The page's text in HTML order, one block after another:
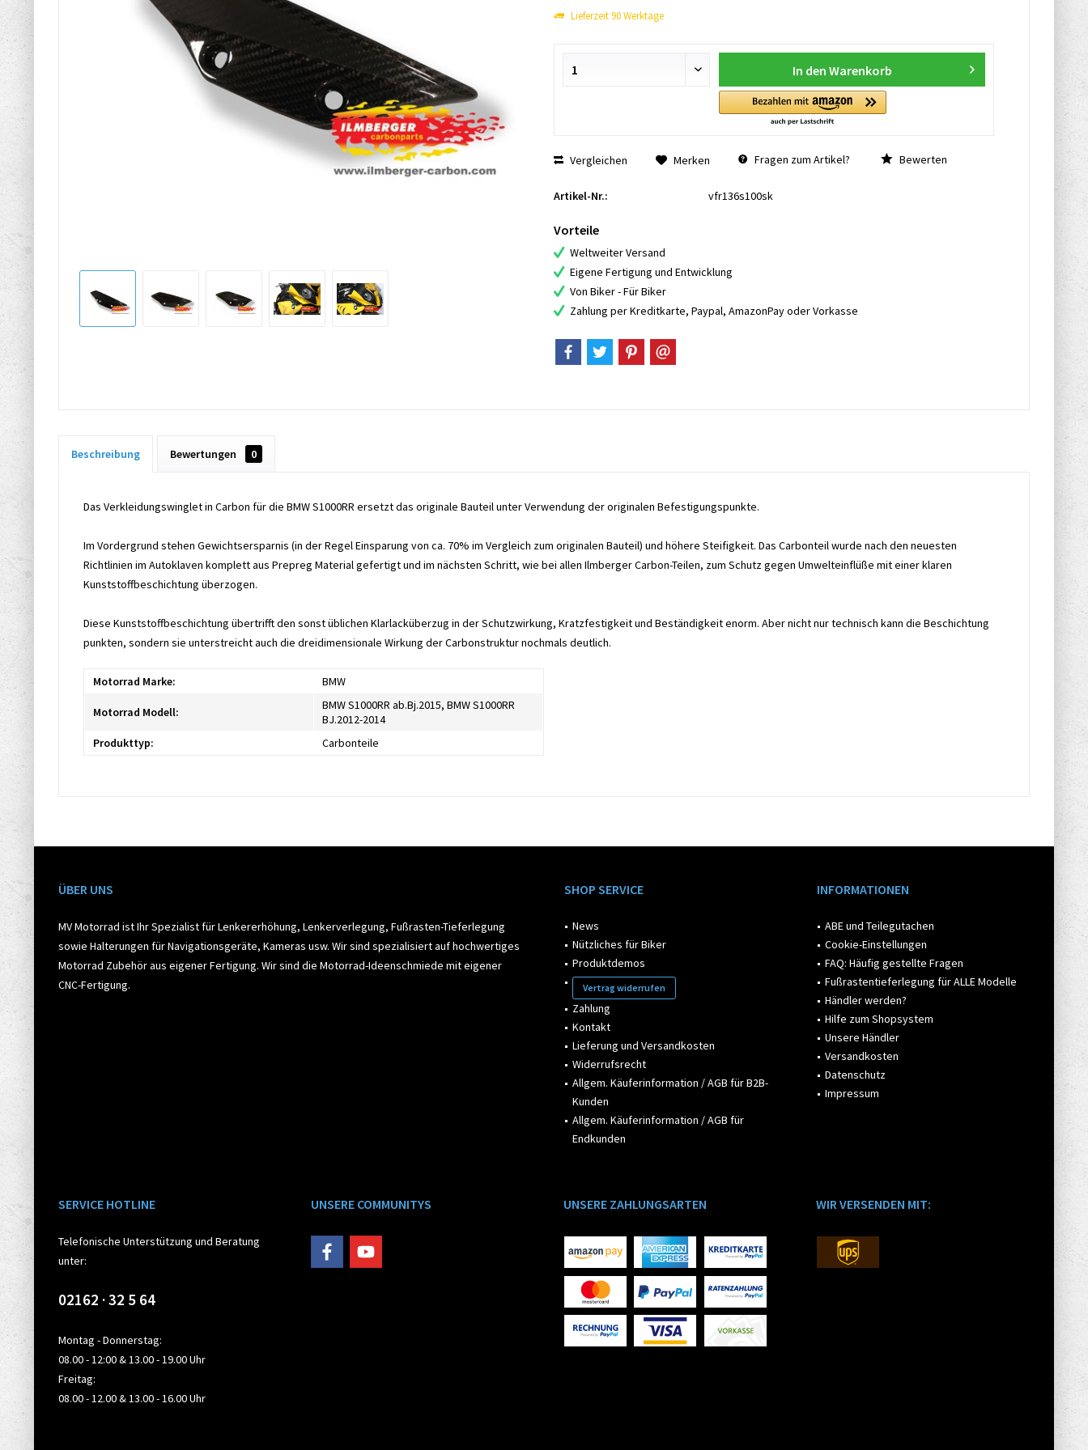
Lieferzeit 90 Werktage
In den Warenkorb
Vergleichen Merken Fragen zum Artikel? Bewerten
Artikel-Nr.: vfr136s100sk
Vorteile
Weltweiter Versand
Eigene Fertigung und Entwicklung
Von Biker - Für Biker
Zahlung per Kreditkarte, Paypal, AmazonPay oder Vorkasse
Beschreibung Bewertungen 0
Das Verkleidungswinglet in Carbon für die BMW S1000RR ersetzt das originale Bauteil unter Verwendung der originalen Befestigungspunkte.
Im Vordergrund stehen Gewichtsersparnis (in der Regel Einsparung von ca. 70% im Vergleich zum originalen Bauteil) und höhere Steifigkeit. Das Carbonteil wurde nach den neuesten
Richtlinien im Autoklaven komplett aus Prepreg Material gefertigt und im nächsten Schritt, wie bei allen Ilmberger Carbon-Teilen, zum Schutz gegen Umwelteinflüße mit einer klaren
Kunststoffbeschichtung überzogen.
Diese Kunststoffbeschichtung übertrifft den sonst üblichen Klarlacküberzug in der Schutzwirkung, Kratzfestigkeit und Beständigkeit enorm. Aber nicht nur technisch kann die Beschichtung
punkten, sondern sie unterstreicht auch die dreidimensionale Wirkung der Carbonstruktur nochmals deutlich.
Motorrad Marke: BMW
Motorrad Modell:
BMW S1000RR ab.Bj.2015, BMW S1000RR
BJ.2012-2014
Produkttyp:
Carbonteile
ÜBER UNS
MV Motorrad ist Ihr Spezialist für Lenkererhöhung, Lenkerverlegung, Fußrasten-Tieferlegung
sowie Halterungen für Navigationsgeräte, Kameras usw. Wir sind spezialisiert auf hochwertiges
Motorrad Zubehör aus eigener Fertigung. Wir sind die Motorrad-Ideenschmiede mit eigener
CNC-Fertigung.
SHOP SERVICE
News
Nützliches für Biker
Produktdemos
Vertrag widerrufen
Zahlung
Kontakt
Lieferung und Versandkosten
Widerrufsrecht
Allgem. Käuferinformation / AGB für B2B-
Kunden
Allgem. Käuferinformation / AGB für
Endkunden
INFORMATIONEN
ABE und Teilegutachen
Cookie-Einstellungen
FAQ: Häufig gestellte Fragen
Fußrastentieferlegung für ALLE Modelle
Händler werden?
Hilfe zum Shopsystem
Unsere Händler
Versandkosten
Datenschutz
Impressum
SERVICE HOTLINE
Telefonische Unterstützung und Beratung
unter:
02162 · 32 5 64
Montag - Donnerstag:
08.00 - 12:00 & 13.00 - 19.00 Uhr
Freitag:
08.00 - 12.00 & 13.00 - 16.00 Uhr
UNSERE COMMUNITYS UNSERE ZAHLUNGSARTEN WIR VERSENDEN MIT: